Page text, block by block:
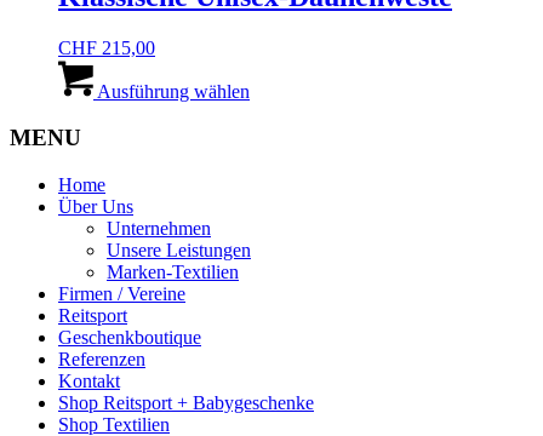
werden
auf.
auf
CHF 215,00
Ausführung wählen
können
auf
MENU
Home
Über Uns
Unternehmen
Unsere Leistungen
Marken-Textilien
Firmen / Vereine
Reitsport
Geschenkboutique
Referenzen
Kontakt
Shop Reitsport + Babygeschenke
Shop Textilien